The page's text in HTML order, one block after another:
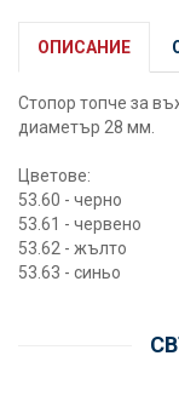
ОПИСАНИЕ
Стопор топче за
диаметър 28 мм.
Цветове:
53.60 - черно
53.61 - червено
53.62 - жълто
53.63 - синьо